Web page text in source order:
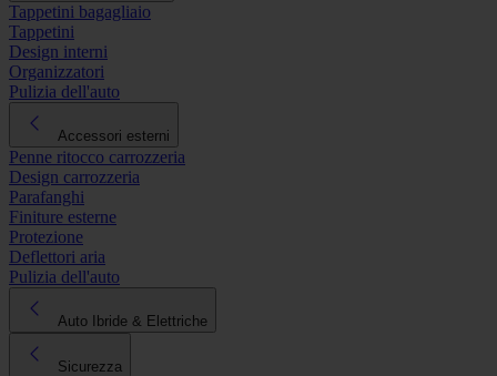
Tappetini bagagliaio
Tappetini
Design interni
Organizzatori
Pulizia dell'auto
Accessori esterni
Penne ritocco carrozzeria
Design carrozzeria
Parafanghi
Finiture esterne
Protezione
Deflettori aria
Pulizia dell'auto
Auto Ibride & Elettriche
Sicurezza